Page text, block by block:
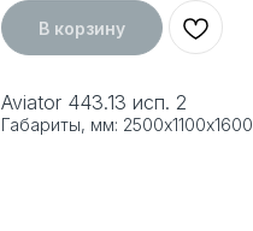
В корзину
Aviator 443.13 исп. 2
Габариты, мм: 2500х1100х1600